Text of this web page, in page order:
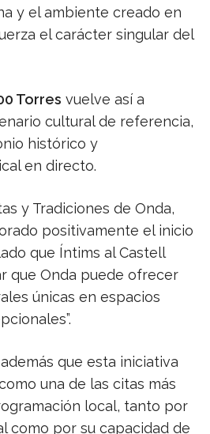
y el ambiente creado en
el carácter singular del
Torres vuelve así a
cultural de referencia,
histórico y
en directo.
y Tradiciones de Onda,
positivamente el inicio
que Íntims al Castell
que Onda puede ofrecer
únicas en espacios
que esta iniciativa
una de las citas más
local, tanto por
como por su capacidad de